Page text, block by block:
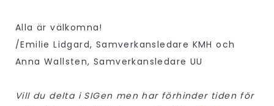
Alla är välkomna!
/Emilie Lidgard, Samverkansledare KMH och
Anna Wallsten, Samverkansledare UU
Vill du delta i SIGen men har förhinder tiden för